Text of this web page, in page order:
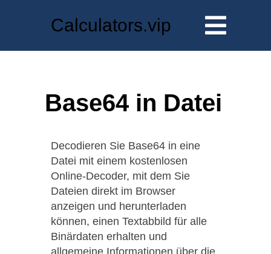
Calculators.vip
Base64 in Datei
Decodieren Sie Base64 in eine
Datei mit einem kostenlosen
Online-Decoder, mit dem Sie
Dateien direkt im Browser
anzeigen und herunterladen
können, einen Textabbild für alle
Binärdaten erhalten und
allgemeine Informationen über die